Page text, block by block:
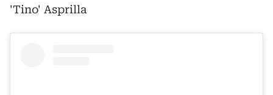
'Tino' Asprilla